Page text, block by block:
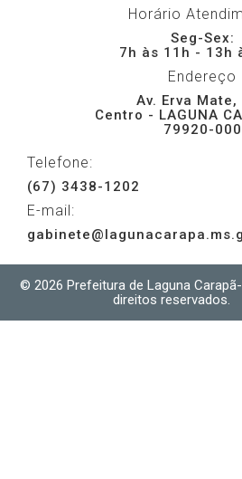
Horário
Seg-Sex:
7h às 11h - 13h
Endereço
Av. Erva Mate,
Centro - LAGUNA
79920-000
Telefone:
(67) 3438-1202
E-mail:
© 2026 Prefeitura de Laguna
direitos reservados.